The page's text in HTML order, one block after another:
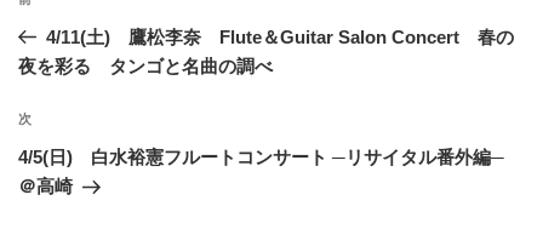
ナ
ゲ
ー
シ
去
の
稿
4/11(土) 鷹松李奈 Flute＆Guitar Salon Concert 春の
夜を彩る タンゴと名曲の調べ
次
の
投
次
4/5(日) 白水裕憲フルートコンサート ─リサイタル番外編─
＠高崎